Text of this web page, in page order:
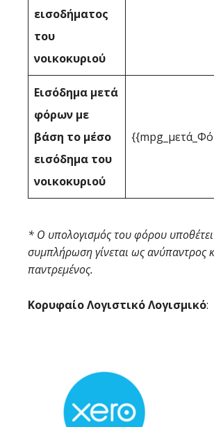
εισοδήματος
του
νοικοκυριού
Εισόδημα μετά
φόρων με
βάση το μέσο
εισόδημα του
νοικοκυριού
* Ο υπολογισμός του φόρου υποθέτει
συμπλήρωση γίνεται ως ανύπαντρος
παντρεμένος.
Κορυφαίο Λογιστικό Λογισμικό: